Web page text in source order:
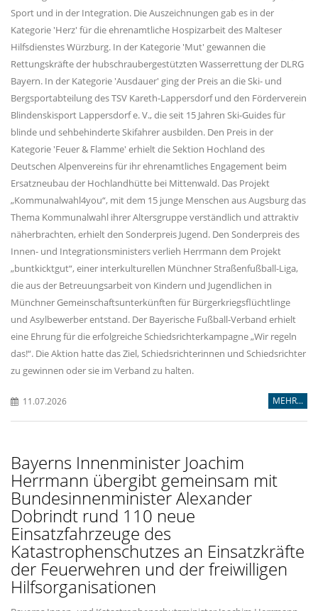
Sport und in der Integration. Die Auszeichnungen gab es in der
Kategorie 'Herz' für die ehrenamtliche Hospizarbeit des Malteser
Hilfsdienstes Würzburg. In der Kategorie 'Mut' gewannen die
Rettungskräfte der hubschraubergestützten Wasserrettung der DLRG
Bayern. In der Kategorie 'Ausdauer' ging der Preis an die Ski- und
Bergsportabteilung des TSV Kareth-Lappersdorf und den Förderverein
Blindenskisport Lappersdorf e. V., die seit 15 Jahren Ski-Guides für
blinde und sehbehinderte Skifahrer ausbilden. Den Preis in der
Kategorie 'Feuer & Flamme' erhielt die Sektion Hochland des
Deutschen Alpenvereins für ihr ehrenamtliches Engagement beim
Ersatzneubau der Hochlandhütte bei Mittenwald. Das Projekt
Kommunalwahl4you“, mit dem 15 junge Menschen aus Augsburg das
Thema Kommunalwahl ihrer Altersgruppe verständlich und attraktiv
näherbrachten, erhielt den Sonderpreis Jugend. Den Sonderpreis des
Innen- und Integrationsministers verlieh Herrmann dem Projekt
buntkicktgut“, einer interkulturellen Münchner Straßenfußball-Liga,
die aus der Betreuungsarbeit von Kindern und Jugendlichen in
Münchner Gemeinschaftsunterkünften für Bürgerkriegsflüchtlinge
und Asylbewerber entstand. Der Bayerische Fußball-Verband erhielt
eine Ehrung für die erfolgreiche Schiedsrichterkampagne „Wir regeln
das!“. Die Aktion hatte das Ziel, Schiedsrichterinnen und Schiedsrichter
zu gewinnen oder sie im Verband zu halten.
11.07.2026 MEHR...
Bayerns Innenminister Joachim
Herrmann übergibt gemeinsam mit
Bundesinnenminister Alexander
Dobrindt rund 110 neue
Einsatzfahrzeuge des
Katastrophenschutzes an Einsatzkräfte
der Feuerwehren und der freiwilligen
Hilfsorganisationen